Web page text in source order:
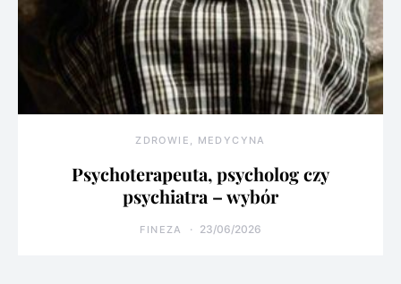
ZDROWIE, MEDYCYNA
Psychoterapeuta, psycholog czy
psychiatra – wybór
FINEZA 23/06/2026